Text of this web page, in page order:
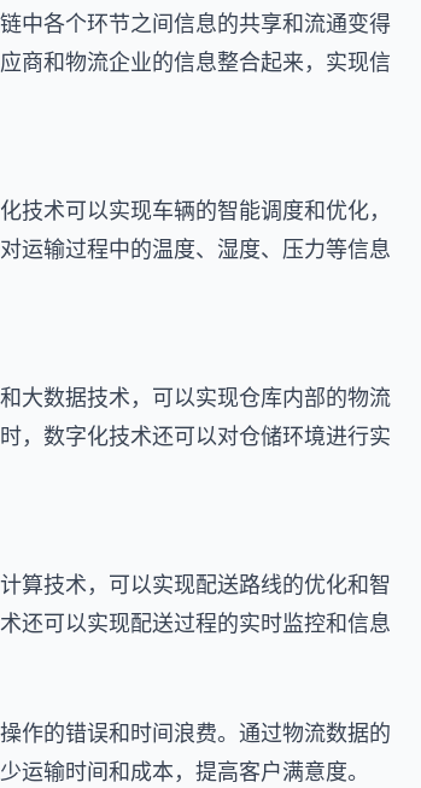
中各个环节之间信息的共享和流通变得
商和物流企业的信息整合起来，实现信
术可以实现车辆的智能调度和优化，
运输过程中的温度、湿度、压力等信息
大数据技术，可以实现仓库内部的物流
，数字化技术还可以对仓储环境进行实
算技术，可以实现配送路线的优化和智
还可以实现配送过程的实时监控和信息
作的错误和时间浪费。通过物流数据的
运输时间和成本，提高客户满意度。